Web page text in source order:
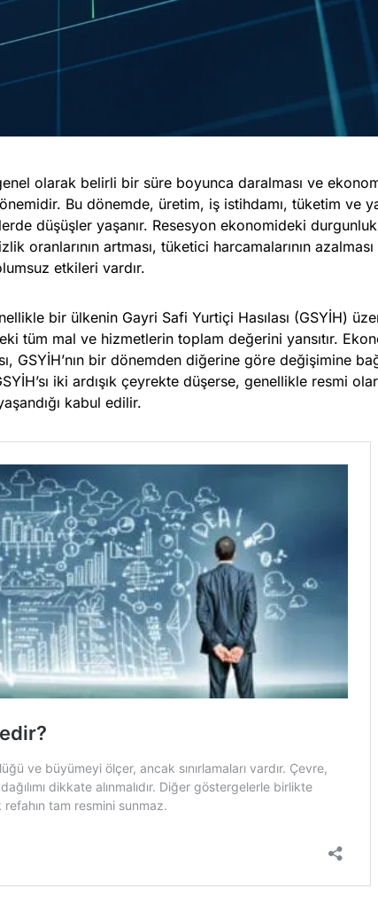
olarak belirli bir süre boyunca daralması ve
Bu dönemde, üretim, iş istihdamı, tüketim ve
düşüşler yaşanır. Resesyon ekonomideki durgunluk
oranlarının artması, tüketici harcamalarının
etkileri vardır.
bir ülkenin Gayri Safi Yurtiçi Hasılası (GSYİH)
tüm mal ve hizmetlerin toplam değerini yansıtır.
GSYİH’nın bir dönemden diğerine göre değişimine
iki ardışık çeyrekte düşerse, genellikle resmi
kabul edilir.